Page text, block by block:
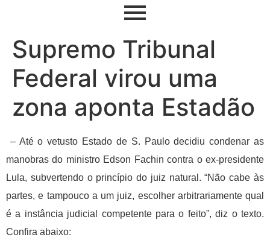
Supremo Tribunal
Federal virou uma
zona aponta Estadão
– Até o vetusto Estado de S. Paulo decidiu condenar as
manobras do ministro Edson Fachin contra o ex-presidente
Lula, subvertendo o princípio do juiz natural. “Não cabe às
partes, e tampouco a um juiz, escolher arbitrariamente qual
é a instância judicial competente para o feito”, diz o texto.
Confira abaixo: